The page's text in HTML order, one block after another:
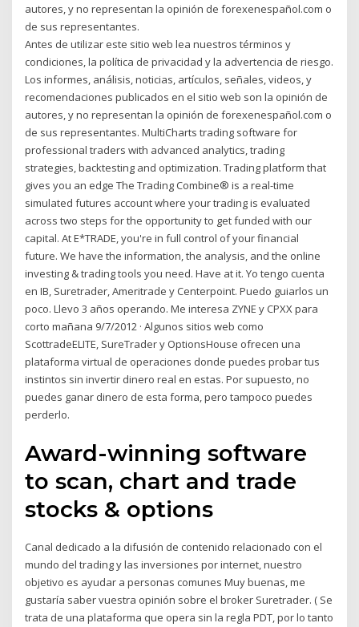
autores, y no representan la opinión de forexenespañol.com o
de sus representantes.
Antes de utilizar este sitio web lea nuestros términos y
condiciones, la política de privacidad y la advertencia de riesgo.
Los informes, análisis, noticias, artículos, señales, videos, y
recomendaciones publicados en el sitio web son la opinión de
autores, y no representan la opinión de forexenespañol.com o
de sus representantes. MultiCharts trading software for
professional traders with advanced analytics, trading
strategies, backtesting and optimization. Trading platform that
gives you an edge The Trading Combine® is a real-time
simulated futures account where your trading is evaluated
across two steps for the opportunity to get funded with our
capital. At E*TRADE, you're in full control of your financial
future. We have the information, the analysis, and the online
investing & trading tools you need. Have at it. Yo tengo cuenta
en IB, Suretrader, Ameritrade y Centerpoint. Puedo guiarlos un
poco. Llevo 3 años operando. Me interesa ZYNE y CPXX para
corto mañana 9/7/2012 · Algunos sitios web como
ScottradeELITE, SureTrader y OptionsHouse ofrecen una
plataforma virtual de operaciones donde puedes probar tus
instintos sin invertir dinero real en estas. Por supuesto, no
puedes ganar dinero de esta forma, pero tampoco puedes
perderlo.
Award-winning software
to scan, chart and trade
stocks & options
Canal dedicado a la difusión de contenido relacionado con el
mundo del trading y las inversiones por internet, nuestro
objetivo es ayudar a personas comunes Muy buenas, me
gustaría saber vuestra opinión sobre el broker Suretrader. ( Se
trata de una plataforma que opera sin la regla PDT, por lo tanto